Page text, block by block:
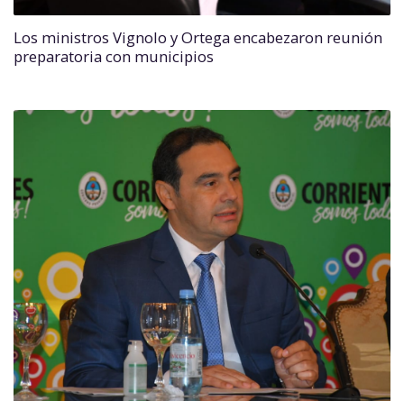
Los ministros Vignolo y Ortega encabezaron reunión
preparatoria con municipios